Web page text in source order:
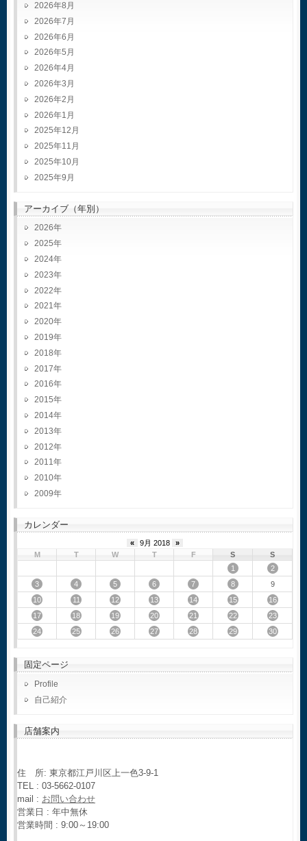
2026年8月
2026年7月
2026年6月
2026年5月
2026年4月
2026年3月
2026年2月
2026年1月
2025年12月
2025年11月
2025年10月
2025年9月
アーカイブ（年別）
2026
2025
2024
2023
2022
2021
2020
2019
2018
2017
2016
2015
2014
2013
2012
2011
2010
2009
カレンダー
« 9月 2018
»
M
T W T F S
S
1
2
3
4 5 6 7 8
9
10
11 12 13 14 15
16
17
18 19 20 21 22
23
24
25 26 27 28 29 30
固定ページ
Profile
自己紹介
店舗案内
住 所: 東京都江戸川区上一色3-9-1
TEL : 03-5662-0107
mail : お問い合わせ
営業日 : 年中無休
営業時間 : 9:00～19:00